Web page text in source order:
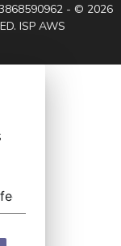
- © 2026
ISP AWS